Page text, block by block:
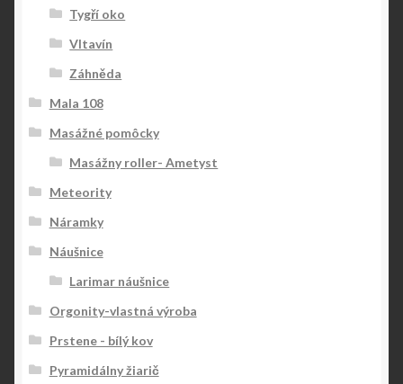
Tygří oko
Vltavín
Záhněda
Mala 108
Masážné pomôcky
Masážny roller- Ametyst
Meteority
Náramky
Náušnice
Larimar náušnice
Orgonity-vlastná výroba
Prstene - bílý kov
Pyramidálny žiarič